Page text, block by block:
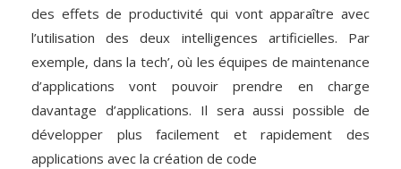
des effets de productivité qui vont apparaître avec
l’utilisation des deux intelligences artificielles. Par
exemple, dans la tech’, où les équipes de maintenance
d’applications vont pouvoir prendre en charge
davantage d’applications. Il sera aussi possible de
développer plus facilement et rapidement des
applications avec la création de code